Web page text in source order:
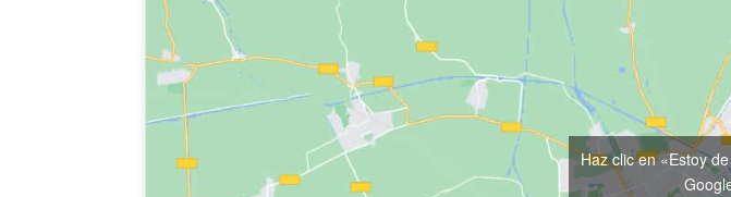
Haz clic en «Estoy
Médicos del Mundo